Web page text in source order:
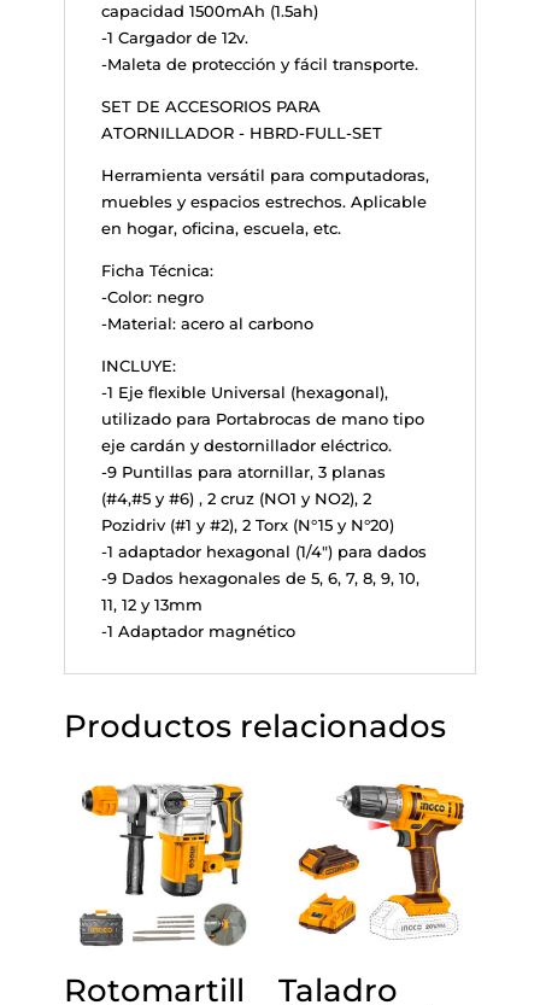
capacidad 1500mAh (1.5ah)
-1 Cargador de 12v.
-Maleta de protección y fácil transporte.
SET DE ACCESORIOS PARA
ATORNILLADOR - HBRD-FULL-SET
Herramienta versátil para computadoras,
muebles y espacios estrechos. Aplicable
en hogar, oficina, escuela, etc.
Ficha Técnica:
-Color: negro
-Material: acero al carbono
INCLUYE:
-1 Eje flexible Universal (hexagonal),
utilizado para Portabrocas de mano tipo
eje cardán y destornillador eléctrico.
-9 Puntillas para atornillar, 3 planas
(#4,#5 y #6) , 2 cruz (NO1 y NO2), 2
Pozidriv (#1 y #2), 2 Torx (N°15 y N°20)
-1 adaptador hexagonal (1/4") para dados
-9 Dados hexagonales de 5, 6, 7, 8, 9, 10,
11, 12 y 13mm
-1 Adaptador magnético
Productos relacionados
Rotomartill
Taladro